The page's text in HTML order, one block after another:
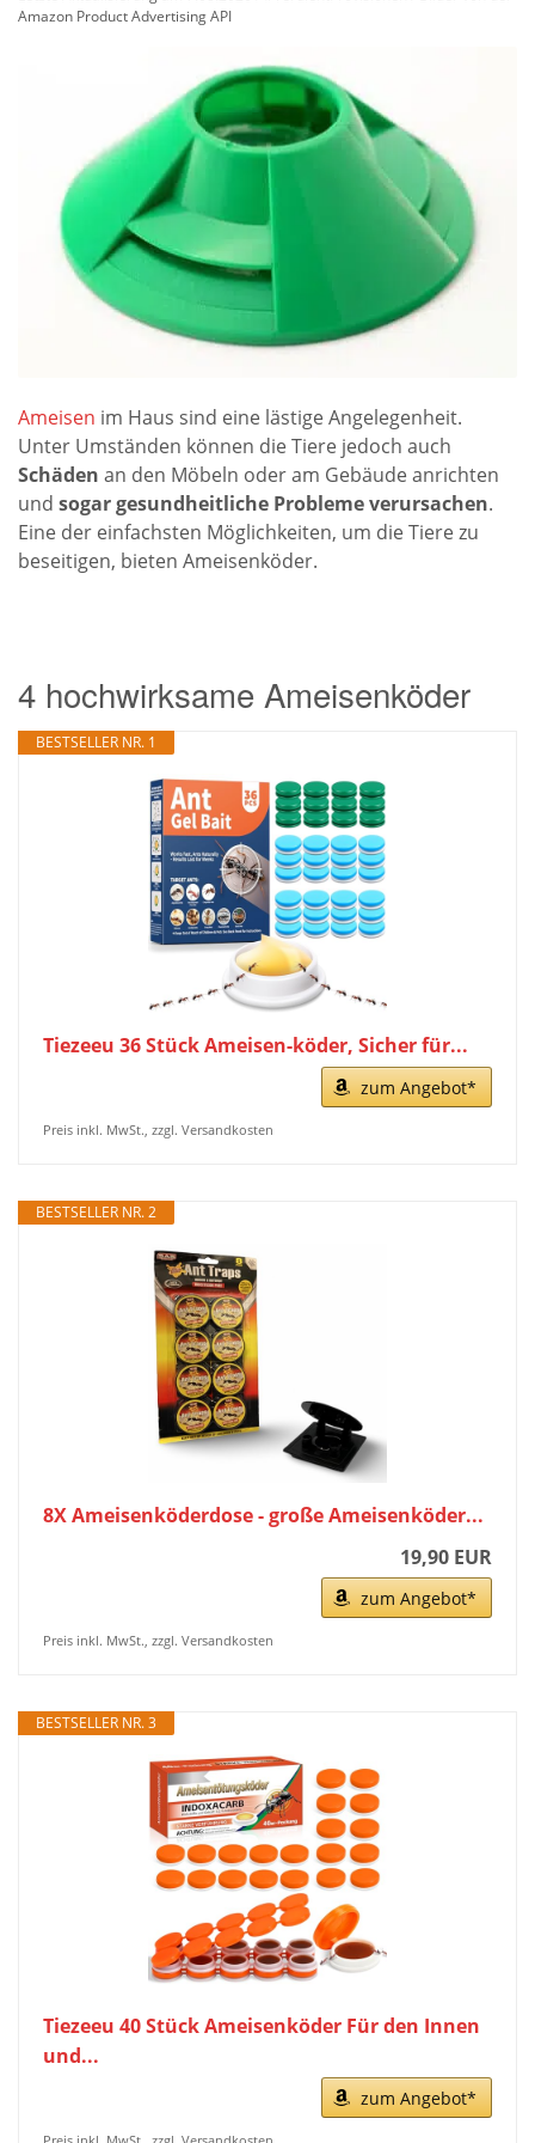
Amazon Product Advertising API
Ameisen im Haus sind eine lästige Angelegenheit.
Unter Umständen können die Tiere jedoch auch
Schäden an den Möbeln oder am Gebäude anrichten
und sogar gesundheitliche Probleme verursachen.
Eine der einfachsten Möglichkeiten, um die Tiere zu
beseitigen, bieten Ameisenköder.
4 hochwirksame Ameisenköder
BESTSELLER NR. 1
Tiezeeu 36 Stück Ameisen-köder, Sicher für...
zum Angebot*
Preis inkl. MwSt., zzgl. Versandkosten
BESTSELLER NR. 2
8X Ameisenköderdose - große Ameisenköder...
19,90 EUR
zum Angebot*
Preis inkl. MwSt., zzgl. Versandkosten
BESTSELLER NR. 3
Tiezeeu 40 Stück Ameisenköder Für den Innen
und...
zum Angebot*